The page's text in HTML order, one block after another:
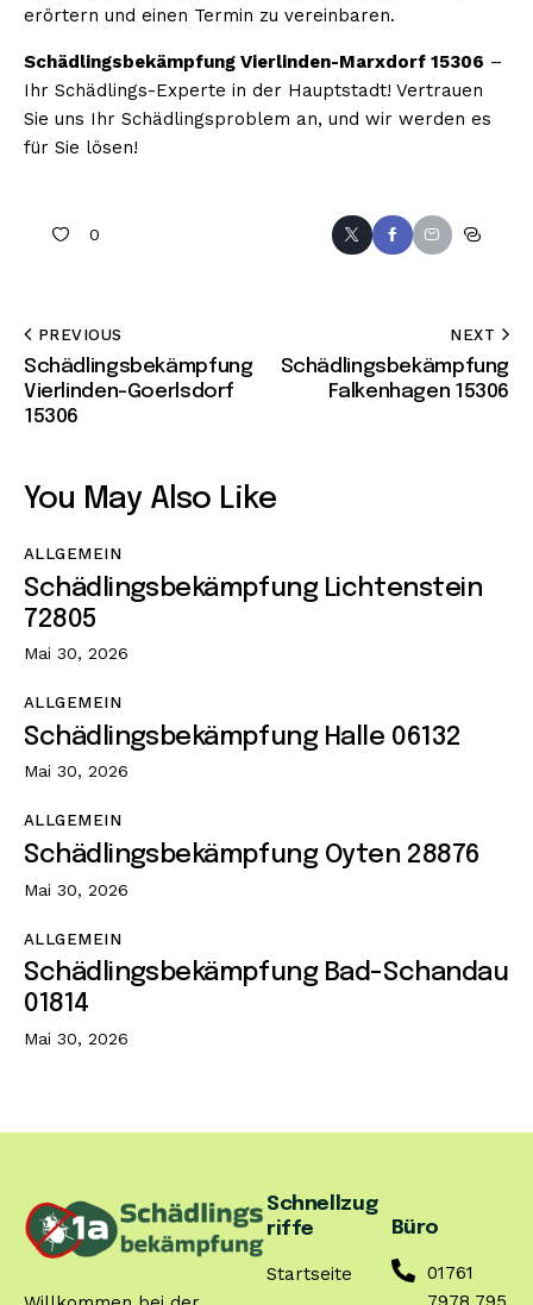
erörtern und einen Termin zu vereinbaren.
Schädlingsbekämpfung Vierlinden-Marxdorf 15306 –
Ihr Schädlings-Experte in der Hauptstadt! Vertrauen
Sie uns Ihr Schädlingsproblem an, und wir werden es
für Sie lösen!
0
PREVIOUS
Schädlingsbekämpfung
Vierlinden-Goerlsdorf
15306
NEXT
Schädlingsbekämpfung
Falkenhagen 15306
You May Also Like
ALLGEMEIN
Schädlingsbekämpfung Lichtenstein
72805
Mai 30, 2026
ALLGEMEIN
Schädlingsbekämpfung Halle 06132
Mai 30, 2026
ALLGEMEIN
Schädlingsbekämpfung Oyten 28876
Mai 30, 2026
ALLGEMEIN
Schädlingsbekämpfung Bad-Schandau
01814
Mai 30, 2026
Schnellzug
riffe
Startseite
Büro
01761